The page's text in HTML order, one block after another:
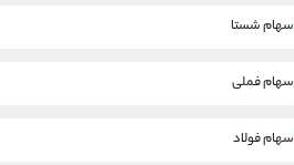
سهام شستا
سهام فملی
سهام فولاد